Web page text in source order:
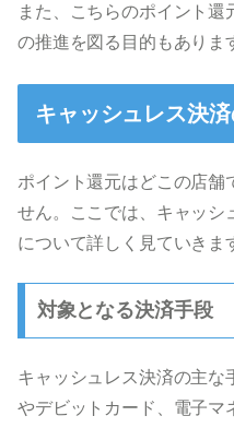
また、こちらのポイント
の推進を図る目的もありま
キャッシュレス決
ポイント還元はどこの店舗
せん。ここでは、キャッシ
について詳しく見て
対象となる決済手段
キャッシュレス決済の主な
やデビットカード、電子マ